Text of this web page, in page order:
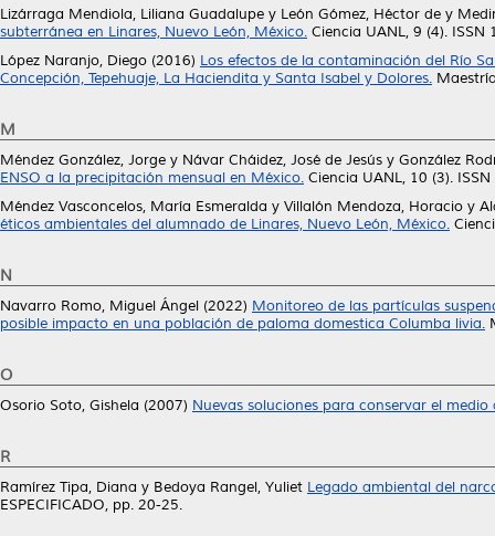
Lizárraga Mendiola, Liliana Guadalupe y León Gómez, Héctor de y
subterránea en Linares, Nuevo León, México. Ciencia UANL, 9 (4). ISSN
López Naranjo, Diego (2016) Los efectos de la contaminación del Río
Concepción, Tepehuaje, La Haciendita y Santa Isabel y Dolores.
M
Méndez González, Jorge y Návar Cháidez, José de Jesús y González
ENSO a la precipitación mensual en México. Ciencia UANL, 10 (3).
Méndez Vasconcelos, María Esmeralda y Villalón Mendoza, Horacio y
éticos ambientales del alumnado de Linares, Nuevo León, México.
N
Navarro Romo, Miguel Ángel (2022) Monitoreo de las partículas
posible impacto en una población de paloma domestica Columba livia.
O
Osorio Soto, Gishela (2007) Nuevas soluciones para conservar el medio
R
Ramírez Tipa, Diana y Bedoya Rangel, Yuliet Legado ambiental del
ESPECIFICADO, pp. 20-25.